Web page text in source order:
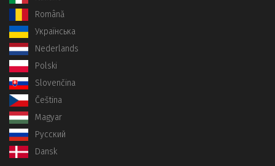
Română
Українська
Nederlands
Polski
Slovenčina
Čeština
Magyar
Русский
Dansk